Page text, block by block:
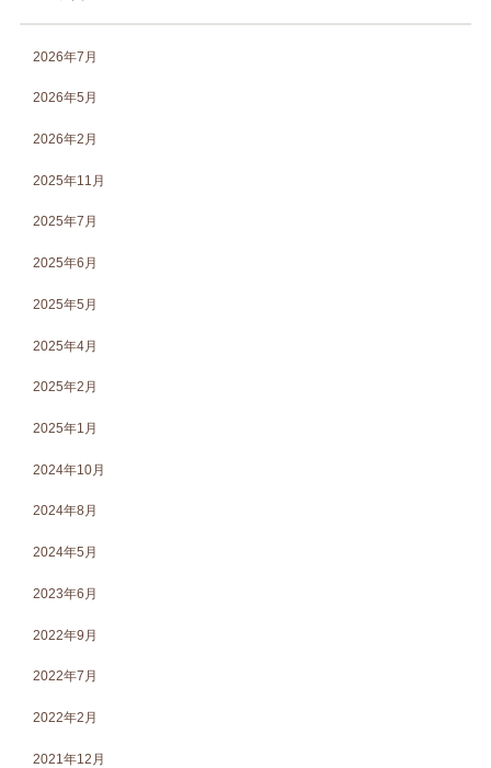
2026年7月
2026年5月
2026年2月
2025年11月
2025年7月
2025年6月
2025年5月
2025年4月
2025年2月
2025年1月
2024年10月
2024年8月
2024年5月
2023年6月
2022年9月
2022年7月
2022年2月
2021年12月